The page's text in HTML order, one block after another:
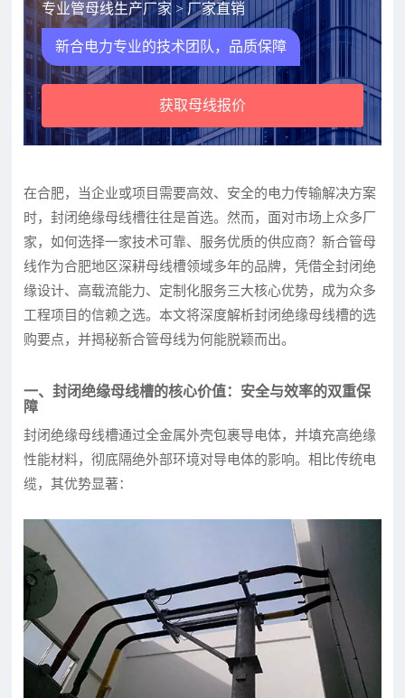
专业管母线生产厂家 > 厂家直销
新合电力专业的技术团队，品质保障
获取母线报价
在合肥，当企业或项目需要高效、安全的电力传输解决方案
时，封闭绝缘母线槽往往是首选。然而，面对市场上众多厂
家，如何选择一家技术可靠、服务优质的供应商？新合管母
线作为合肥地区深耕母线槽领域多年的品牌，凭借全封闭绝
缘设计、高载流能力、定制化服务三大核心优势，成为众多
工程项目的信赖之选。本文将深度解析封闭绝缘母线槽的选
购要点，并揭秘新合管母线为何能脱颖而出。
一、封闭绝缘母线槽的核心价值：安全与效率的双重保
障
封闭绝缘母线槽通过全金属外壳包裹导电体，并填充高绝缘
性能材料，彻底隔绝外部环境对导电体的影响。相比传统电
缆，其优势显著：